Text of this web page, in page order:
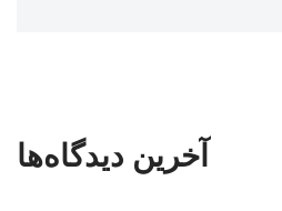
آخرین دیدگاه‌ها